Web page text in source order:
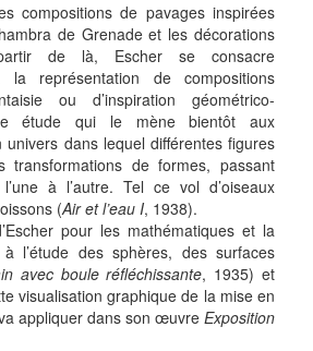
compositions de pavages inspirées
de Grenade et les décorations
de là, Escher se consacre
la représentation de compositions
ou d’inspiration géométrico-
étude qui le mène bientôt aux
univers dans lequel différentes figures
transformations de formes, passant
à l’autre. Tel ce vol d’oiseaux
(Air et l’eau I, 1938).
pour les mathématiques et la
à l’étude des sphères, des surfaces
avec boule réfléchissante, 1935) et
visualisation graphique de la mise en
appliquer dans son œuvre Exposition